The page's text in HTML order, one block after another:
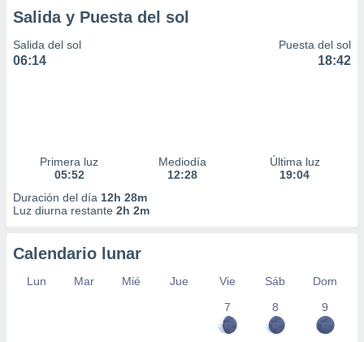
Salida y Puesta del sol
Salida del sol
06:14
Puesta del sol
18:42
Primera luz
05:52
Mediodía
12:28
Última luz
19:04
Duración del día 12h 28m
Luz diurna restante 2h 2m
Calendario lunar
Lun Mar Mié Jue Vie Sáb
Dom
7
8 9